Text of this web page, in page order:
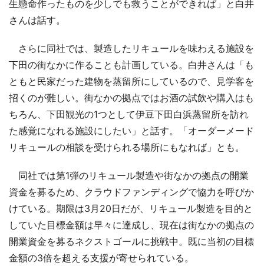
生懸命作ったものを少しでも救うことができれば」と白井
さんは話す。
さらに同社では、製造したリキュールを味わえる施設を
下田の街なかに作ることも計画している。白井さんは「も
ともと民家だった建物を蒸留所にしているので、見学客を
招くのが難しい。街なかの拠点ではお酒の試飲や購入はも
ちろん、下田観光の1つとして伊豆下田白浜蒸留所を訪れ
た感覚になれる施設にしたい」と話す。「オーダーメード
リキュールの相談を受けられる場所にもなれば」とも。
同社では第1弾のリキュール製造や街なかの拠点の開業
資金を募るため、クラウドファンディングで協力を呼びか
けている。期限は3月20日だが、リキュール製造を目的と
していた目標金額は早々に達成し、現在は街なかの拠点の
開業資金を募るネクストゴールに挑戦中。既に当初の目標
金額の3倍を超える支援が寄せられている。